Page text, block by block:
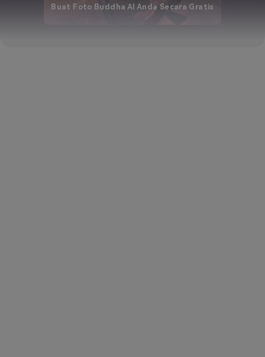
Buat Foto Buddha AI Anda Secara Gratis